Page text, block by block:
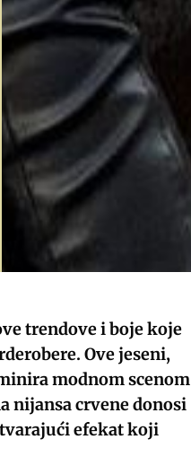
trendove i boje koje
Ove jeseni,
modnom scenom
nijansa crvene donosi
efekat koji